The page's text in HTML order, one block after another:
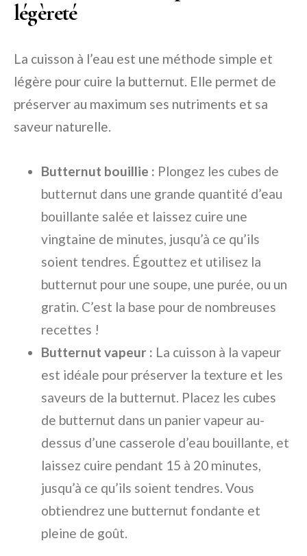
légèreté
La cuisson à l’eau est une méthode simple et
légère pour cuire la butternut. Elle permet de
préserver au maximum ses nutriments et sa
saveur naturelle.
Butternut bouillie : Plongez les cubes de
butternut dans une grande quantité d’eau
bouillante salée et laissez cuire une
vingtaine de minutes, jusqu’à ce qu’ils
soient tendres. Égouttez et utilisez la
butternut pour une soupe, une purée, ou un
gratin. C’est la base pour de nombreuses
recettes !
Butternut vapeur : La cuisson à la vapeur
est idéale pour préserver la texture et les
saveurs de la butternut. Placez les cubes
de butternut dans un panier vapeur au-
dessus d’une casserole d’eau bouillante, et
laissez cuire pendant 15 à 20 minutes,
jusqu’à ce qu’ils soient tendres. Vous
obtiendrez une butternut fondante et
pleine de goût.